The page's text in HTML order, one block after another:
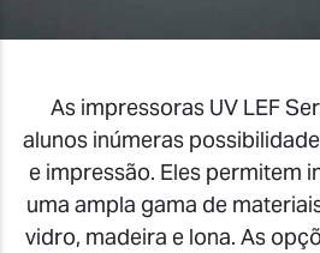
As impressoras UV LEF
alunos inúmeras
e impressão. Eles permitem
uma ampla gama de
vidro, madeira e lona. As